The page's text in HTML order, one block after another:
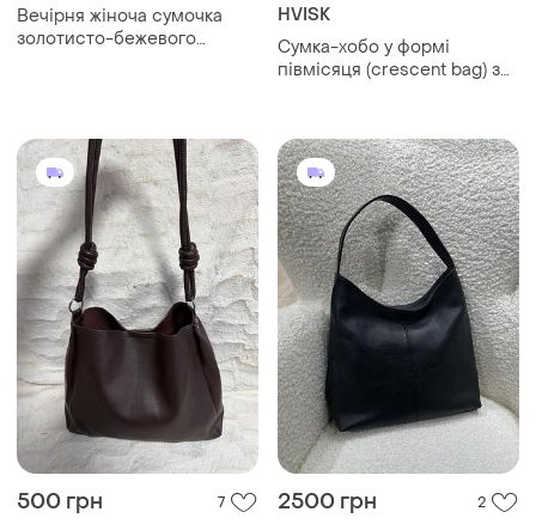
Вечірня жіноча сумочка
золотисто-бежевого
HVISK
Сумка-хобо у формі
півмісяця (crescent bag) з
500 грн 7 2500 грн 2